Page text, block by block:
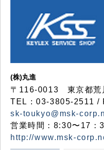
(株)丸進
〒116-0013 東京都荒
TEL：03-3805-2511 /
sk-toukyo@msk-
営業時間：8:30〜17：
http://www.msk-